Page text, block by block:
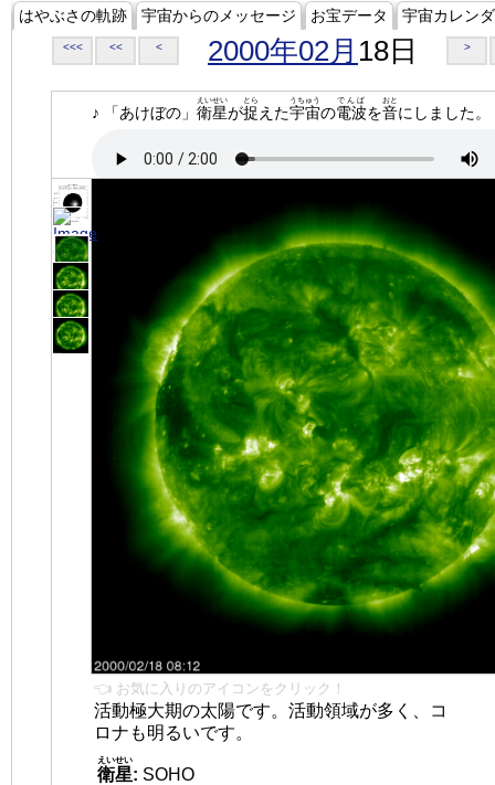
はやぶさの軌跡 宇宙からのメッセージ お宝データ 宇宙カレン
<<< << < 2000年02月 18日 >
♪ 「あけぼの」 衛星
えいせい
が捉
とら
えた宇宙
うちゅう
の電波
でんぱ
を音
おと
にしました。
👈 お気に入りのアイコンをクリック！
活動極大期の太陽です。活動領域が多く、コ
ロナも明るいです。
衛星
えいせい
: SOHO